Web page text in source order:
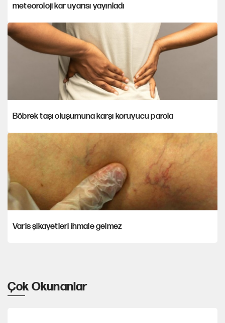
meteoroloji kar uyarısı yayınladı
Böbrek taşı oluşumuna karşı koruyucu parola
Varis şikayetleri ihmale gelmez
Çok Okunanlar